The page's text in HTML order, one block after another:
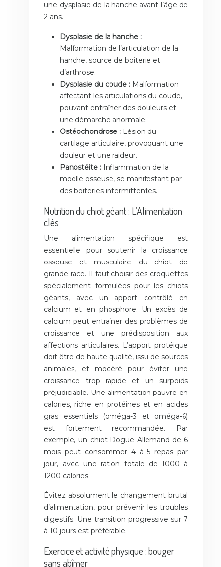
une dysplasie de la hanche avant l’âge de
2 ans.
Dysplasie de la hanche :
Malformation de l’articulation de la
hanche, source de boiterie et
d’arthrose.
Dysplasie du coude : Malformation
affectant les articulations du coude,
pouvant entraîner des douleurs et
une démarche anormale.
Ostéochondrose : Lésion du
cartilage articulaire, provoquant une
douleur et une raideur.
Panostéite : Inflammation de la
moelle osseuse, se manifestant par
des boiteries intermittentes.
Nutrition du chiot géant : L’Alimentation
clés
Une alimentation spécifique est
essentielle pour soutenir la croissance
osseuse et musculaire du chiot de
grande race. Il faut choisir des croquettes
spécialement formulées pour les chiots
géants, avec un apport contrôlé en
calcium et en phosphore. Un excès de
calcium peut entraîner des problèmes de
croissance et une prédisposition aux
affections articulaires. L’apport protéique
doit être de haute qualité, issu de sources
animales, et modéré pour éviter une
croissance trop rapide et un surpoids
préjudiciable. Une alimentation pauvre en
calories, riche en protéines et en acides
gras essentiels (oméga-3 et oméga-6)
est fortement recommandée. Par
exemple, un chiot Dogue Allemand de 6
mois peut consommer 4 à 5 repas par
jour, avec une ration totale de 1000 à
1200 calories.
Évitez absolument le changement brutal
d’alimentation, pour prévenir les troubles
digestifs. Une transition progressive sur 7
à 10 jours est préférable.
Exercice et activité physique : bouger
sans abîmer